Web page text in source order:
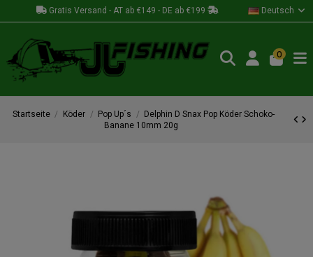
Gratis Versand - AT ab €149 - DE ab €199 Deutsch
0
Startseite Köder Pop Up´s
Delphin D Snax Pop Köder Schoko-
Banane 10mm 20g